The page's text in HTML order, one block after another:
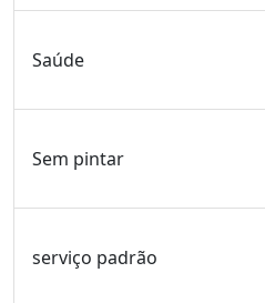
Saúde
Sem pintar
serviço padrão